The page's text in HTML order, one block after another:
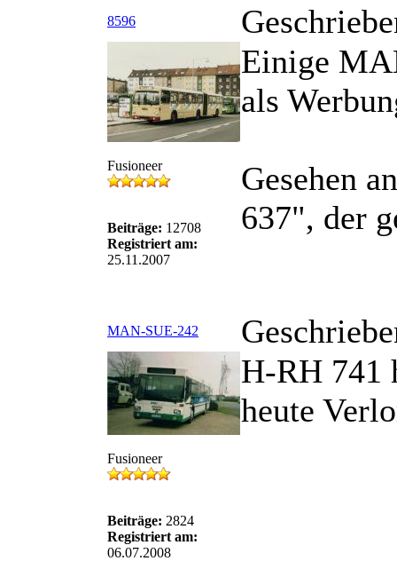
8596
Fusioneer
Beiträge: 12708
Registriert am:
25.11.2007
Einige
als
Gesehen
637", der
MAN-SUE-242
Fusioneer
Beiträge: 2824
Registriert am:
06.07.2008
H-RH 741
heute